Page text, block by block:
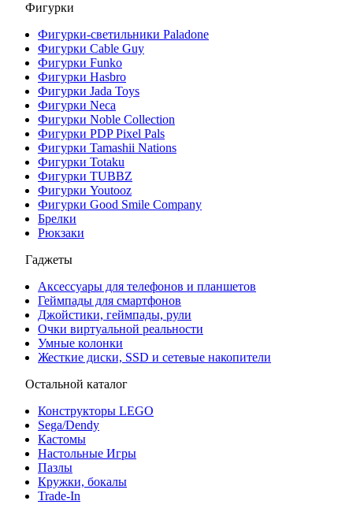
Фигурки
Фигурки-светильники Paladone
Фигурки Cable Guy
Фигурки Funko
Фигурки Hasbro
Фигурки Jada Toys
Фигурки Neca
Фигурки Noble Collection
Фигурки PDP Pixel Pals
Фигурки Tamashii Nations
Фигурки Totaku
Фигурки TUBBZ
Фигурки Youtooz
Фигурки Good Smile Company
Брелки
Рюкзаки
Гаджеты
Аксессуары для телефонов и планшетов
Геймпады для смартфонов
Джойстики, геймпады, рули
Очки виртуальной реальности
Умные колонки
Жесткие диски, SSD и сетевые накопители
Остальной каталог
Конструкторы LEGO
Sega/Dendy
Кастомы
Настольные Игры
Пазлы
Кружки, бокалы
Trade-In